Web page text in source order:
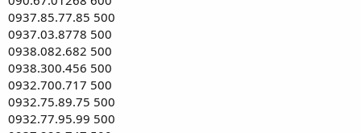
0937.85.77.85 500
0937.03.8778 500
0938.082.682 500
0938.300.456 500
0932.700.717 500
0932.75.89.75 500
0932.77.95.99 500